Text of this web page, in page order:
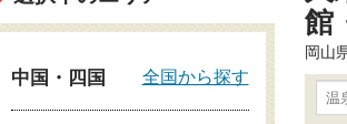
館
岡山
中国・四国 全国から探す